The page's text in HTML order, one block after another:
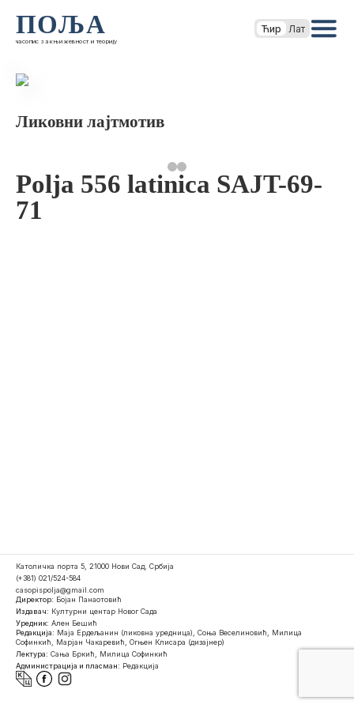
ПОЉА
часопис за књижевност и теорију
Ћир Лат
Ликовни лајтмотив
Polja 556 latinica SAJT-69-
71
Католичка порта 5, 21000 Нови Сад, Србија
(+381) 021/524-584
casopispolja@gmail.com
Директор: Бојан Панаотовић
Издавач: Културни центар Новог Сада
Уредник: Ален Бешић
Редакција: Маја Ердељанин (ликовна уредница), Соња Веселиновић, Милица
Софинкић, Марјан Чакаревић, Огњен Клисара (дизајнер)
Лектура: Сања Бркић, Милица Софинкић
Администрација и пласман: Редакција